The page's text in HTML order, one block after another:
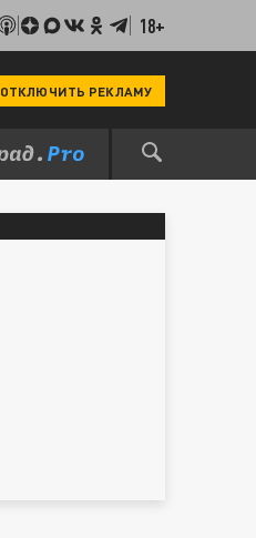
18+
ОТКЛЮЧИТЬ РЕКЛАМУ